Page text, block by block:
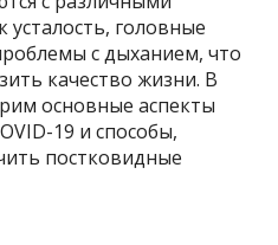
головные
с дыханием, что
качество жизни. В
основные аспекты
19 и способы,
постковидные